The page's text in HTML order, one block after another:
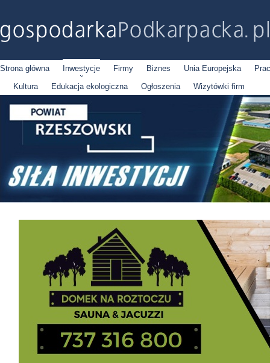
Strona główna Inwestycje Firmy Biznes Unia Europejska
Kultura
Edukacja ekologiczna Ogłoszenia Wizytówki firm